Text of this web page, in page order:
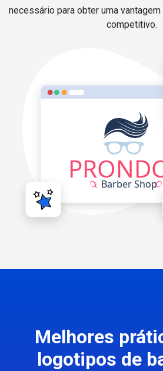
necessário para obter uma
competitivo.
Melhores
logotipos de